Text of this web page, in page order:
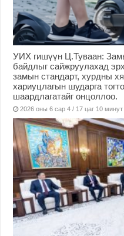
УИХ гишүүн Ц.Туваан:
байдлыг сайжруулахад
замын стандарт, хурдны
хариуцлагын шударга
шаардлагатайг онцоллоо.
2026 оны 6 сар 4 / 17 цаг 10 минут